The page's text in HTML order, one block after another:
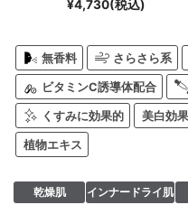
¥4,730(税込)
無香料 さらさら系
ビタミンC誘導体配合
くすみに効果的 美白効果
植物エキス
乾燥肌 インナードライ肌